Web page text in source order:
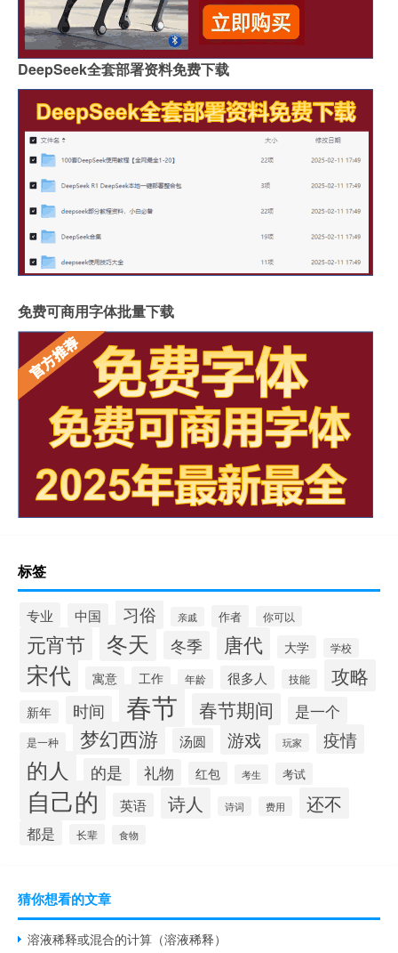
DeepSeek全套部署资料免费下载
免费可商用字体批量下载
标签
专业 中国 习俗 亲戚 作者 你可以
元宵节 冬天 冬季 唐代 大学 学校
宋代 寓意 工作 年龄 很多人 技能 攻略
新年 时间 春节 春节期间 是一个
是一种 梦幻西游 汤圆 游戏 玩家 疫情
的人 的是 礼物 红包 考生 考试
自己的 英语 诗人 诗词 费用 还不
都是 长辈 食物
猜你想看的文章
溶液稀释或混合的计算（溶液稀释）